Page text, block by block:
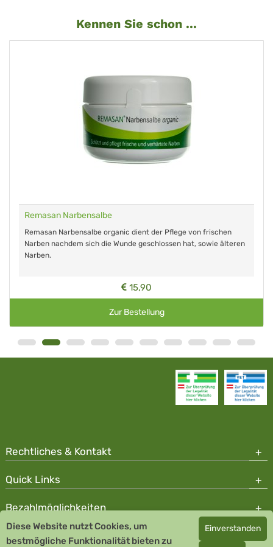
Kennen Sie schon ...
Remasan Narbensalbe
Remasan Narbensalbe organic dient der Pflege von frischen
Narben nachdem sich die Wunde geschlossen hat, sowie älteren
Narben.
15,90
Zur Bestellung
Rechtliches & Kontakt
Quick Links
Bezahlmöglichkeiten
Copyright © 2026 Team Santé Salvator Apotheke
Diese Website nutzt Cookies, um
bestmögliche Funktionalität bieten zu
Einverstanden